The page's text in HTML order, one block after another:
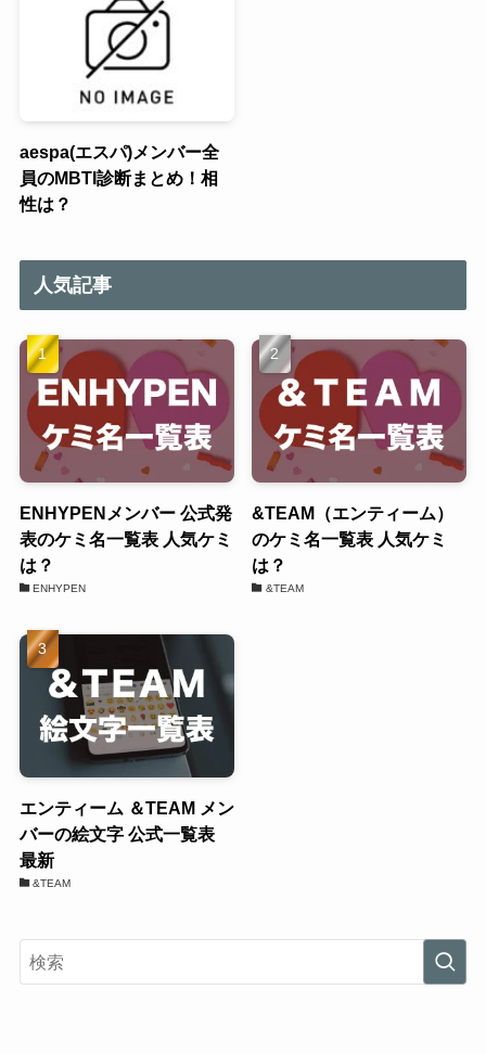
aespa(エスパ)メンバー全
員のMBTI診断まとめ！相
性は？
人気記事
ENHYPENメンバー 公式発
表のケミ名一覧表 人気ケミ
は？
ENHYPEN
&TEAM（エンティーム）
のケミ名一覧表 人気ケミ
は？
&TEAM
エンティーム ＆TEAM メン
バーの絵文字 公式一覧表
最新
&TEAM